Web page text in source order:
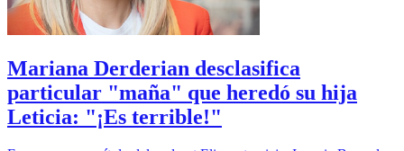
Mariana Derderian desclasifica
particular "maña" que heredó su hija
Leticia: "¡Es terrible!"